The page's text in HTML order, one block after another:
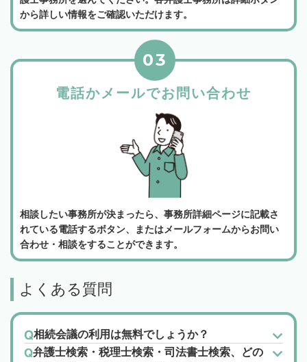
から詳しい情報をご確認いただけます。
電話かメールでお問い合わせ
03
相談したい事務所が決まったら、事務所詳細ページに記載さ
れている電話するボタン、またはメールフォームからお問い
合わせ・相談をすることができます。
よくある質問
相続会議の利用は無料でしょうか？
弁護士検索・税理士検索・司法書士検索、どの